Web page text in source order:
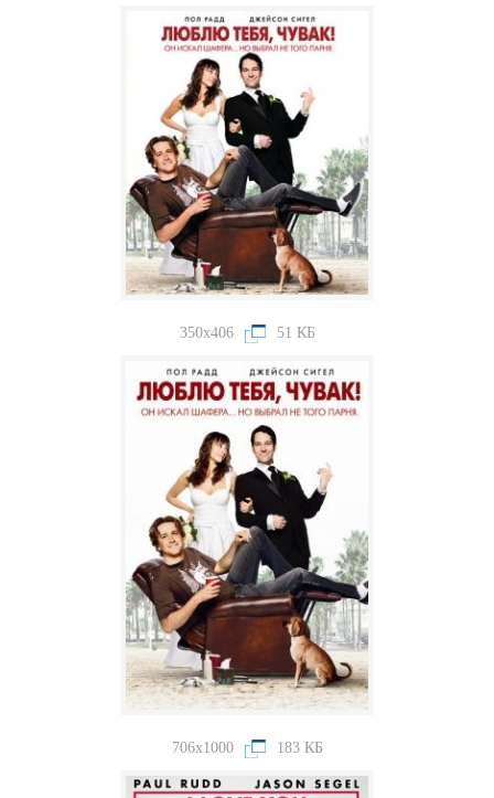
350x406 51 КБ
706x1000 183 КБ